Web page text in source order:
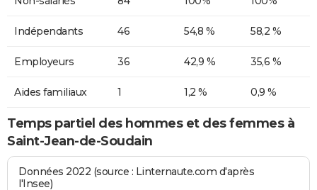
Indépendants 46 54,8 % 58,2 %
Employeurs 36 42,9 % 35,6 %
Aides familiaux 1 1,2 % 0,9 %
Temps partiel des hommes et des femmes à
Saint-Jean-de-Soudain
Données 2022 (source : Linternaute.com d'après
l'Insee)